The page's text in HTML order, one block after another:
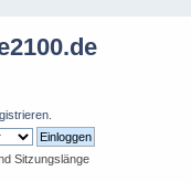
Sitzungslänge